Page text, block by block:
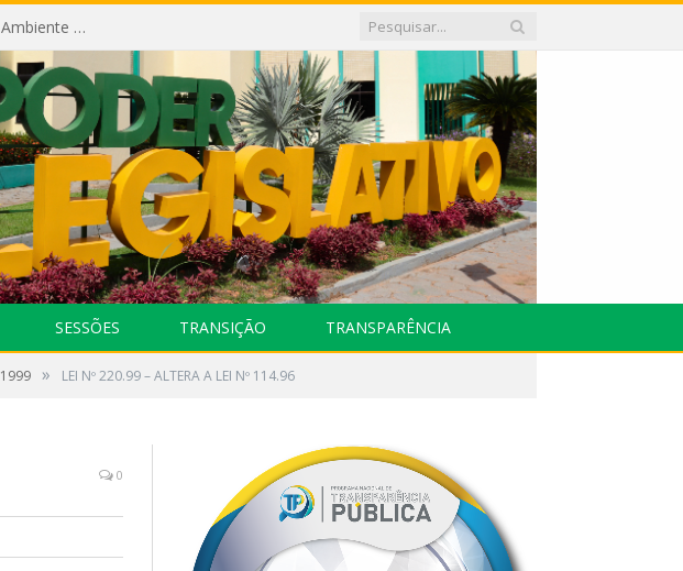
Câmara recebe palestra da Secretária Municipal de Meio Ambiente sobre as ações da “SEMANA DO MEIO AMBIENTE”
SESSÕES TRANSIÇÃO TRANSPARÊNCIA
» LEI Nº 220.99 – ALTERA A LEI Nº 114.96
0